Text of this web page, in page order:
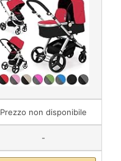
Prezzo non disponibile
-